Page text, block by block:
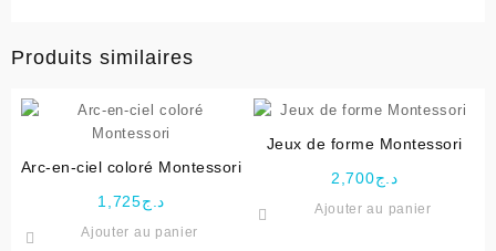
Produits similaires
Arc-en-ciel coloré Montessori
د.ج1,725
Ajouter au panier
Jeux de forme Montessori
د.ج2,700
Ajouter au panier